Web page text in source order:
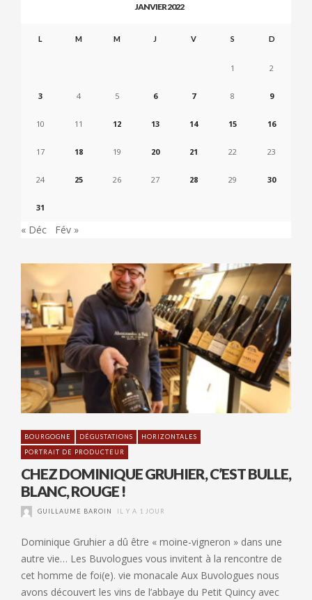
JANVIER 2022
L M M J V S D
1 2
3 4 5 6 7 8 9
10 11 12 13 14 15 16
17 18 19 20 21 22 23
24 25 26 27 28 29 30
31
« Déc Fév »
BOURGOGNE DÉGUSTATIONS
HORIZONTALES
PORTRAIT DE PRODUCTEUR
CHEZ DOMINIQUE GRUHIER, C’EST BULLE,
BLANC, ROUGE !
GUILLAUME BAROIN IL Y A 1 JOUR
Dominique Gruhier a dû être « moine-vigneron » dans une
autre vie… Les Buvologues vous invitent à la rencontre de
cet homme de foi(e). vie monacale Aux Buvologues nous
avons découvert les vins de l’abbaye du Petit Quincy avec